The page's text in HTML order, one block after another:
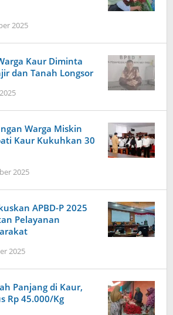
2025
Harapan
Baru
News
Kaur Diminta
dan Tanah Longsor
Harapan
Baru
News
Warga Miskin
Kaur Kukuhkan 30
2025
Harapan
Baru
APBD-P 2025
Pelayanan
2025
Harapan
Baru
News
Panjang di Kaur,
Rp 45.000/Kg